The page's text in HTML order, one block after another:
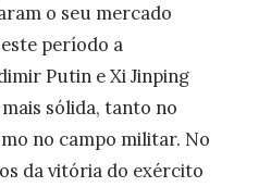
o seu mercado
período a
Putin e Xi Jinping
sólida, tanto no
no campo militar. No
da vitória do exército